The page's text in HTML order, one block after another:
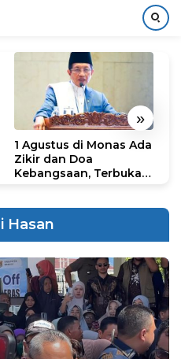
»
1 Agustus di Monas Ada
Zikir dan Doa
Kebangsaan, Terbuka
Hasan